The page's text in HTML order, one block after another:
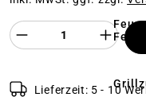
Produkt Anzahl
Lieferzeit: 5 - 10